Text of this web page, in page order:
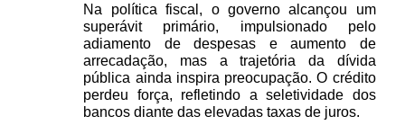
Na política fiscal, o governo alcançou um
superávit primário, impulsionado pelo
adiamento de despesas e aumento de
arrecadação, mas a trajetória da dívida
pública ainda inspira preocupação. O crédito
perdeu força, refletindo a seletividade dos
bancos diante das elevadas taxas de juros.